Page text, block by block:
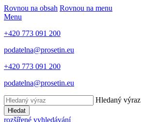
Rovnou na obsah Rovnou na menu
Menu
+420 773 091 200
podatelna@prosetin.eu
+420 773 091 200
podatelna@prosetin.eu
Hledaný výraz
Hledat
rozšířené vyhledávání